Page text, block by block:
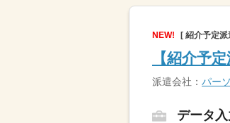
NEW! [ 紹介予定派
【紹介予
派遣会社： パー
データ